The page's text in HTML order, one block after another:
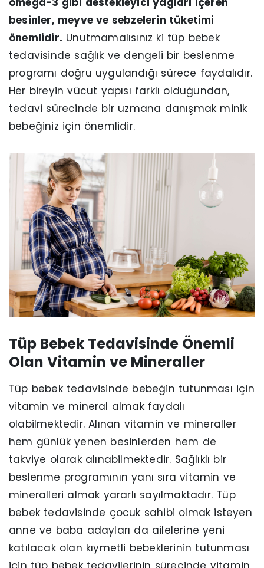
besinler, meyve ve sebzelerin tüketimi
önemlidir. Unutmamalısınız ki tüp bebek
tedavisinde sağlık ve dengeli bir beslenme
programı doğru uygulandığı sürece faydalıdır.
Her bireyin vücut yapısı farklı olduğundan,
tedavi sürecinde bir uzmana danışmak minik
bebeğiniz için önemlidir.
Tüp Bebek Tedavisinde Önemli
Olan Vitamin ve Mineraller
Tüp bebek tedavisinde bebeğin tutunması için
vitamin ve mineral almak faydalı
olabilmektedir. Alınan vitamin ve mineraller
hem günlük yenen besinlerden hem de
takviye olarak alınabilmektedir. Sağlıklı bir
beslenme programının yanı sıra vitamin ve
mineralleri almak yararlı sayılmaktadır. Tüp
bebek tedavisinde çocuk sahibi olmak isteyen
anne ve baba adayları da ailelerine yeni
katılacak olan kıymetli bebeklerinin tutunması